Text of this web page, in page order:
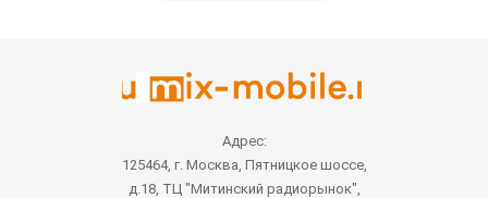
Адрес:
125464, г. Москва, Пятницкое шоссе,
д.18, ТЦ "Митинский радиорынок",